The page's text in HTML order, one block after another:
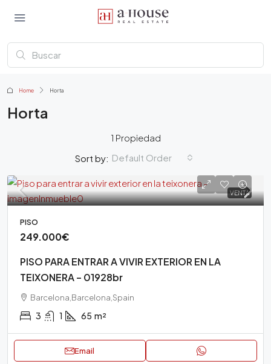
Home Horta
Horta
1 Propiedad
Sort by: Default Order
VENTA
PISO
249.000€
PISO PARA ENTRAR A VIVIR EXTERIOR EN LA
TEIXONERA – 01928br
Barcelona,Barcelona,Spain
3 1 65 m²
Email